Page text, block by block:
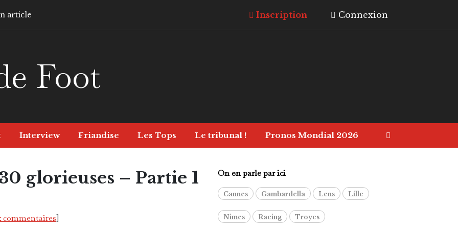
article Inscription Connexion
Foot
Interview Friandise Les Tops Le tribunal ! Pronos Mondial 2026
glorieuses – Partie 1
commentaires]
On en parle par ici
Cannes Gambardella Lens Lille
Nimes Racing Troyes